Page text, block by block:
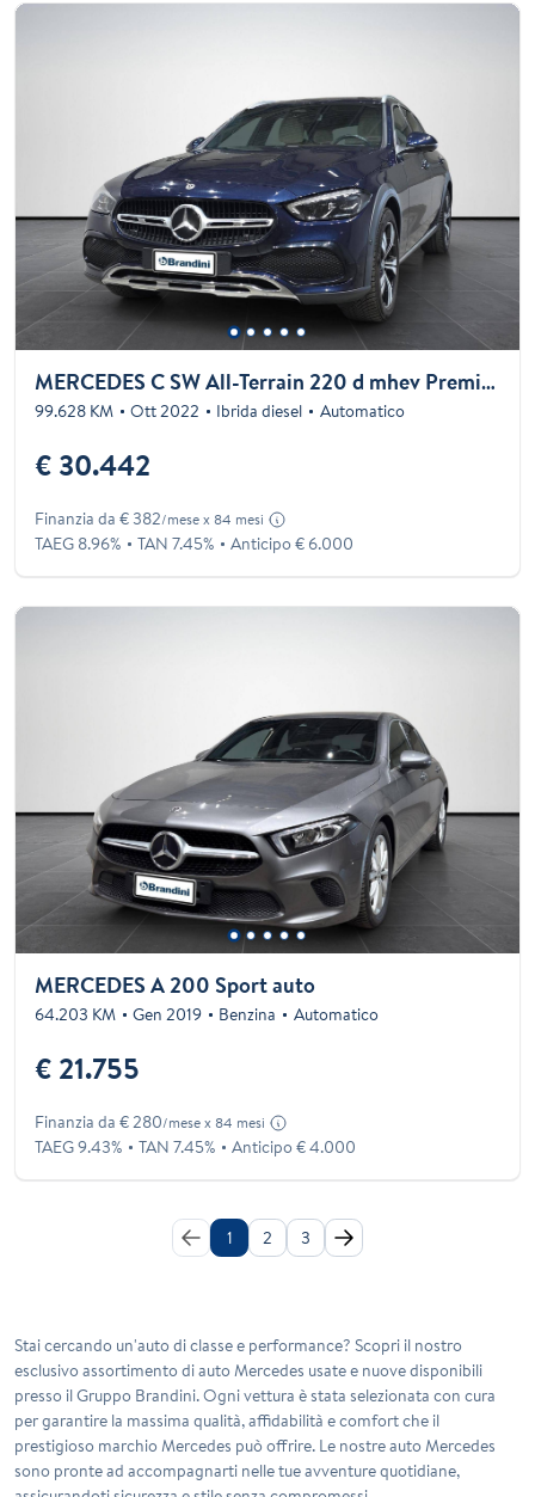
MERCEDES C SW All-Terrain 220 d mhev Premium Pro 4matic auto
99.628 KM Ott 2022 Ibrida diesel Automatico
€ 30.442
Finanzia da € 382/mese x 84 mesi
TAEG 8.96% TAN 7.45% Anticipo € 6.000
MERCEDES A 200 Sport auto
64.203 KM Gen 2019 Benzina Automatico
€ 21.755
Finanzia da € 280/mese x 84 mesi
TAEG 9.43% TAN 7.45% Anticipo € 4.000
1 2 3
Stai cercando un'auto di classe e performance? Scopri il nostro
esclusivo assortimento diauto Mercedes usate e nuovedisponibili
presso il Gruppo Brandini. Ogni vettura è stata selezionata con cura
per garantire la massima qualità, affidabilità e comfort che il
prestigioso marchio Mercedes può offrire. Le nostre auto Mercedes
sono pronte ad accompagnarti nelle tue avventure quotidiane,